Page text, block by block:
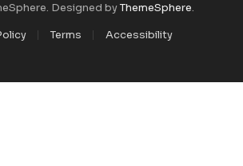
Designed byThemeSphere.
Terms Accessibility